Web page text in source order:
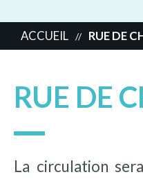
ACCUEIL // RUE DE
RUE DE
La circulation